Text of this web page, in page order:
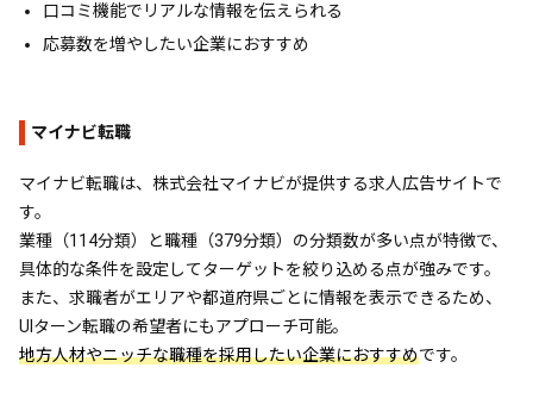
口コミ機能でリアルな情報を伝えられる
応募数を増やしたい企業におすすめ
マイナビ転職
マイナビ転職は、株式会社マイナビが提供する求人広告サイトで
す。
業種（114分類）と職種（379分類）の分類数が多い点が特徴で、
具体的な条件を設定してターゲットを絞り込める点が強みです。
また、求職者がエリアや都道府県ごとに情報を表示できるため、
UIターン転職の希望者にもアプローチ可能。
地方人材やニッチな職種を採用したい企業におすすめです。